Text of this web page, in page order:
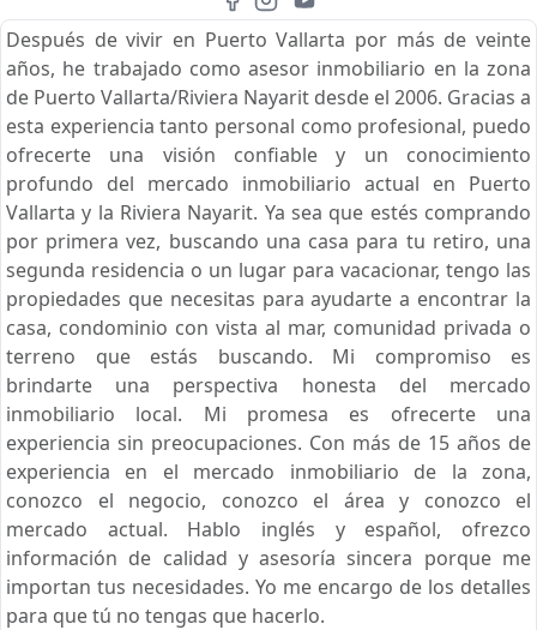
Después de vivir en Puerto Vallarta por más de veinte
años, he trabajado como asesor inmobiliario en la zona
de Puerto Vallarta/Riviera Nayarit desde el 2006. Gracias a
esta experiencia tanto personal como profesional, puedo
ofrecerte una visión confiable y un conocimiento
profundo del mercado inmobiliario actual en Puerto
Vallarta y la Riviera Nayarit. Ya sea que estés comprando
por primera vez, buscando una casa para tu retiro, una
segunda residencia o un lugar para vacacionar, tengo las
propiedades que necesitas para ayudarte a encontrar la
casa, condominio con vista al mar, comunidad privada o
terreno que estás buscando. Mi compromiso es
brindarte una perspectiva honesta del mercado
inmobiliario local. Mi promesa es ofrecerte una
experiencia sin preocupaciones. Con más de 15 años de
experiencia en el mercado inmobiliario de la zona,
conozco el negocio, conozco el área y conozco el
mercado actual. Hablo inglés y español, ofrezco
información de calidad y asesoría sincera porque me
importan tus necesidades. Yo me encargo de los detalles
para que tú no tengas que hacerlo.